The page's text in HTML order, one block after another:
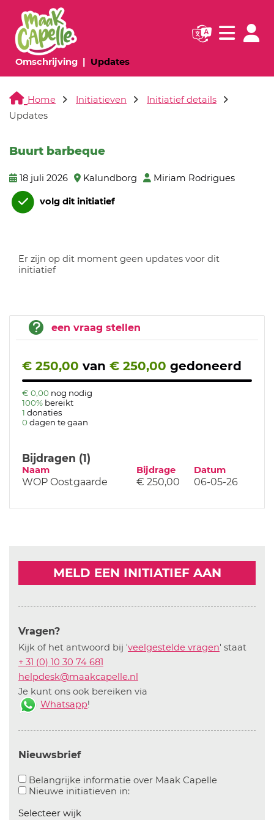
Omschrijving(huidige pagina)
Updates(huidige pagina)
Navigatie
Home Initiatieven
Initiatief details
Updates
Buurt barbeque
18 juli 2026 Kalundborg Miriam Rodrigues
volg dit initiatief
Er zijn op dit moment geen updates voor dit
initiatief
een vraag stellen
€ 250,00 van € 250,00 gedoneerd
€ 0,00 nog nodig
100% bereikt
1 donaties
0 dagen te gaan
Bijdragen (1)
Naam Bijdrage Datum
WOP Oostgaarde € 250,00 06-05-26
MELD EEN INITIATIEF AAN
Vragen?
Kijk of het antwoord bij 'veelgestelde vragen' staat
+ 31 (0) 10 30 74 681
helpdesk@maakcapelle.nl
Je kunt ons ook bereiken via
Whatsapp!
Nieuwsbrief
Belangrijke informatie over Maak CapelleAanvinken
Nieuwe initiatieven in:Aanvinken om informatie over
Selecteer wijk